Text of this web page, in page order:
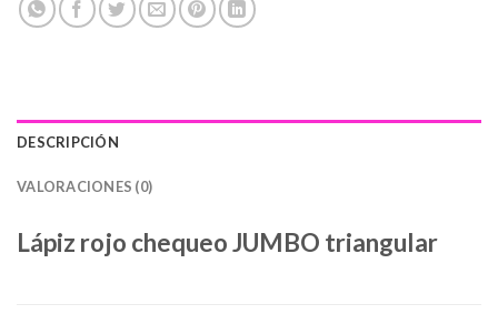
DESCRIPCIÓN
VALORACIONES (0)
Lápiz rojo chequeo JUMBO triangular